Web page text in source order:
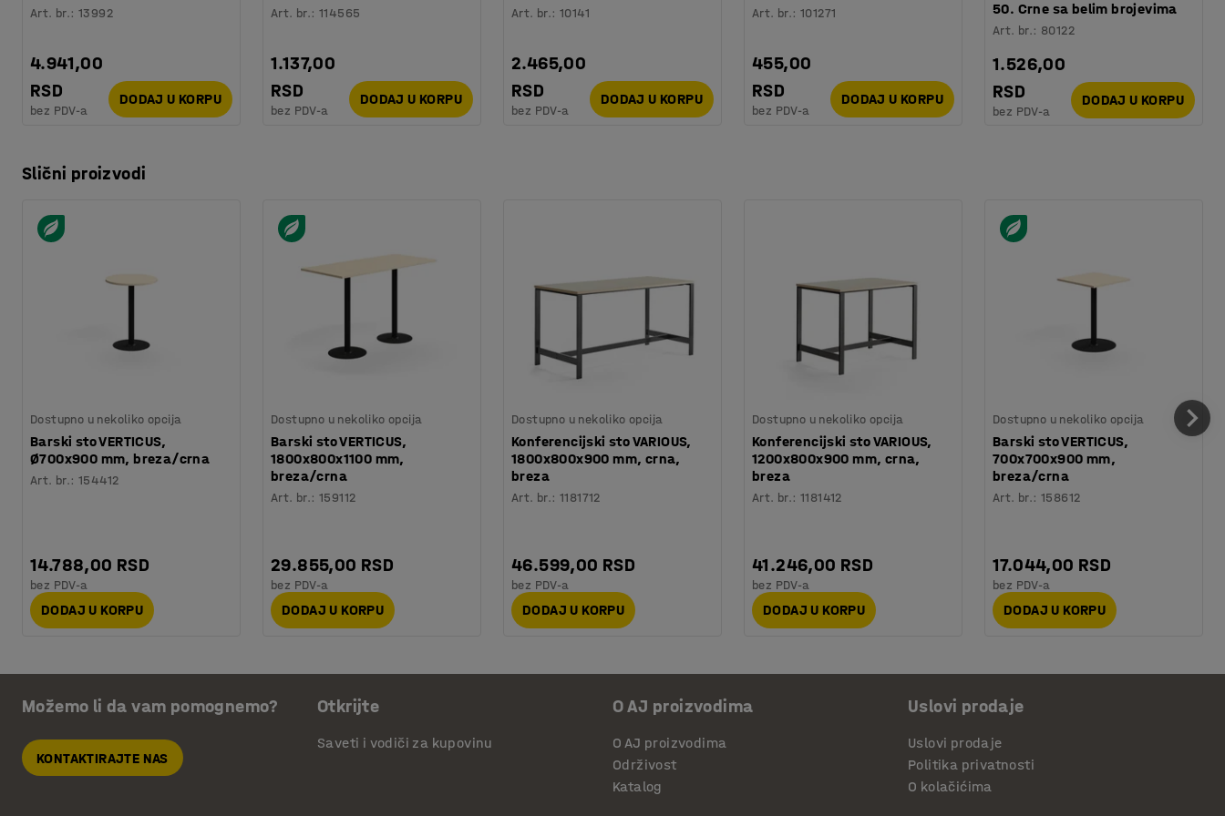
Art. br.:13992
4.941,00
RSD
bez PDV-a
DODAJ U KORPU
Art. br.:114565
1.137,00
RSD
bez PDV-a
DODAJ U KORPU
Art. br.:10141
2.465,00
RSD
bez PDV-a
DODAJ U KORPU
Art. br.:101271
455,00
RSD
bez PDV-a
DODAJ U KORPU
50. Crne sa belim brojevima
Art. br.: 80122
1.526,00
RSD
bez PDV-a
DODAJ U KORPU
Slični proizvodi
Dostupno u nekoliko opcija
Barski sto VERTICUS,
Ø700x900 mm, breza/crna
Art. br.:154412
14.788,00 RSD
bez PDV-a
DODAJ U KORPU
Dostupno u nekoliko opcija
Barski sto VERTICUS,
1800x800x1100 mm,
breza/crna
Art. br.:159112
29.855,00 RSD
bez PDV-a
DODAJ U KORPU
Dostupno u nekoliko opcija
Konferencijski sto VARIOUS,
1800x800x900 mm, crna,
breza
Art. br.:1181712
46.599,00 RSD
bez PDV-a
DODAJ U KORPU
Dostupno u nekoliko opcija
Konferencijski sto VARIOUS,
1200x800x900 mm, crna,
breza
Art. br.:1181412
41.246,00 RSD
bez PDV-a
DODAJ U KORPU
Dostupno u nekoliko opcija
Barski sto VERTICUS,
700x700x900 mm,
breza/crna
Art. br.:158612
17.044,00 RSD
bez PDV-a
DODAJ U KORPU
Možemo li da vam pomognemo?
KONTAKTIRAJTE NAS
Otkrijte
Saveti i vodiči za kupovinu
O AJ proizvodima
O AJ proizvodima
Održivost
Katalog
Uslovi prodaje
Uslovi prodaje
Politika privatnosti
O kolačićima